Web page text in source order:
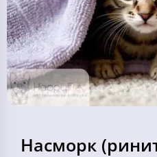
Насморк